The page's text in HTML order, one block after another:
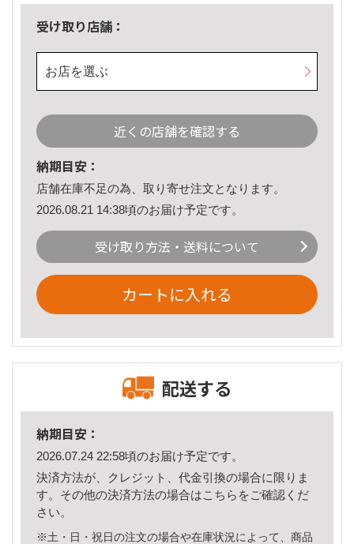
受け取り店舗：
お店を選ぶ
近くの店舗を確認する
納期目安：
店舗在庫不足の為、取り寄せ注文となります。
2026.08.21 14:38頃のお届け予定です。
受け取り方法・送料について
カートに入れる
配送する
納期目安：
2026.07.24 22:58頃のお届け予定です。
決済方法が、クレジット、代金引換の場合に限りま
す。その他の決済方法の場合はこちら をご確認くだ
さい。
※土・日・祝日の注文の場合や在庫状況によって、商品